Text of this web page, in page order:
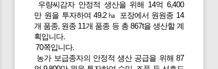
우량씨감자 안정적 생산을 위해 14억 6,400
만 원을 투자하여 49.2㏊ 포장에서 원원종 14
개 품종, 원종 11개 품종 등 총 867t을 생산할 계
획입니다.
70쪽입니다.
농가 보급종자의 안정적 생산 공급을 위해 87